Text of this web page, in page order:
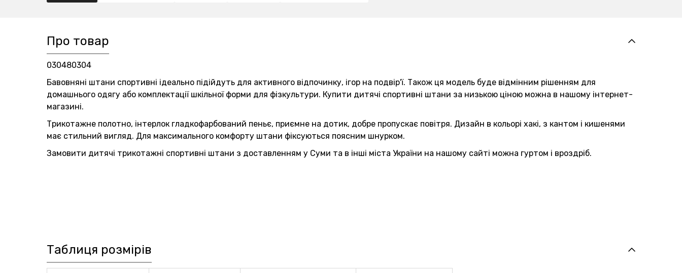
Про товар
030480304
Бавовняні штани спортивні ідеально підійдуть для активного відпочинку, ігор на подвір'ї. Також ця модель буде відмінним рішенням для
домашнього одягу або комплектації шкільної форми для фізкультури. Купити дитячі спортивні штани за низькою ціною можна в нашому інтернет-
магазині.
Трикотажне полотно, інтерлок гладкофарбований пеньє, приємне на дотик, добре пропускає повітря. Дизайн в кольорі хакі, з кантом і кишенями
має стильний вигляд. Для максимального комфорту штани фіксуються поясним шнурком.
Замовити дитячі трикотажні спортивні штани з доставленням у Суми та в інші міста України на нашому сайті можна гуртом і вроздріб.
Таблиця розмірів